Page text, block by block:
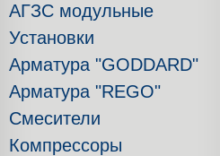
АГЗС модульные
Установки
Арматура "GODDARD"
Арматура "REGO"
Смесители
Компрессоры